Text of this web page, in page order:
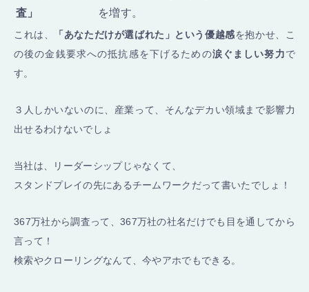
査」
を増す。
これは、 「あなただけが選ばれた」という優越感を抱かせ、こ
の後の金銭要求への抵抗感を下げるための涙ぐましい努力で
す。
３人しかいないのに、産業って、そんなデカい領域まで影響力
出せるわけないでしょ
当社は、リーダーシップじゃなくて、
スタンドプレイの先にあるチームワークだって書いたでしょ！
367万社から調査って、367万社の社名だけでも目を通してから
言って！
検索やクローリングなんて、今やアホでもできる。